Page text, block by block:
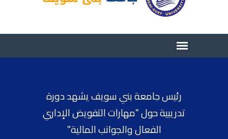
رئيس جامعة بني سويف يشهد دورة
تدريبية حول "مهارات التفويض الإداري
الفعال والجوانب المالية"